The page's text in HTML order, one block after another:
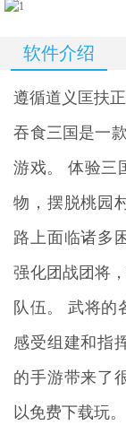
软件介绍
遵循道义匡扶
吞食三国 是一
游戏。 体验三
物，摆脱桃园
路上面临诸多
强化团战团将
队伍。 武将的
感受组建和指
的手游带来了
以免费下载玩。